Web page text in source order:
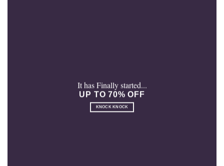
It has Finally started...
UP TO 70% OFF
KNOCK KNOCK